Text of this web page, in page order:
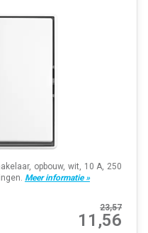
opbouw, wit, 10 A, 250
Meer informatie »
23,57
11,56